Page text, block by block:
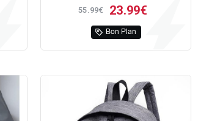
55 99€ 23 99€
Bon Plan